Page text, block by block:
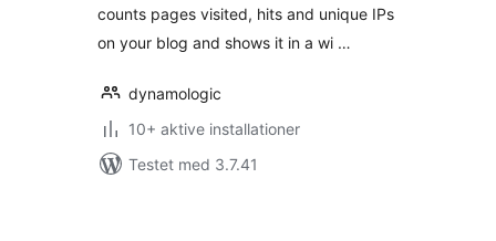
counts pages visited, hits and unique IPs
on your blog and shows it in a wi …
dynamologic
10+ aktive installationer
Testet med 3.7.41